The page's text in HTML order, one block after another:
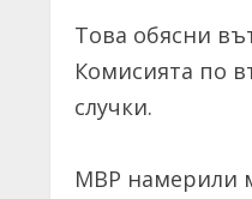
Това обясни
Комисията по
случки.
МВР намерили